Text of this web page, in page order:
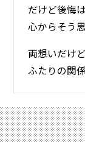
だけど後悔
心からそう
両想いだけ
ふたりの関